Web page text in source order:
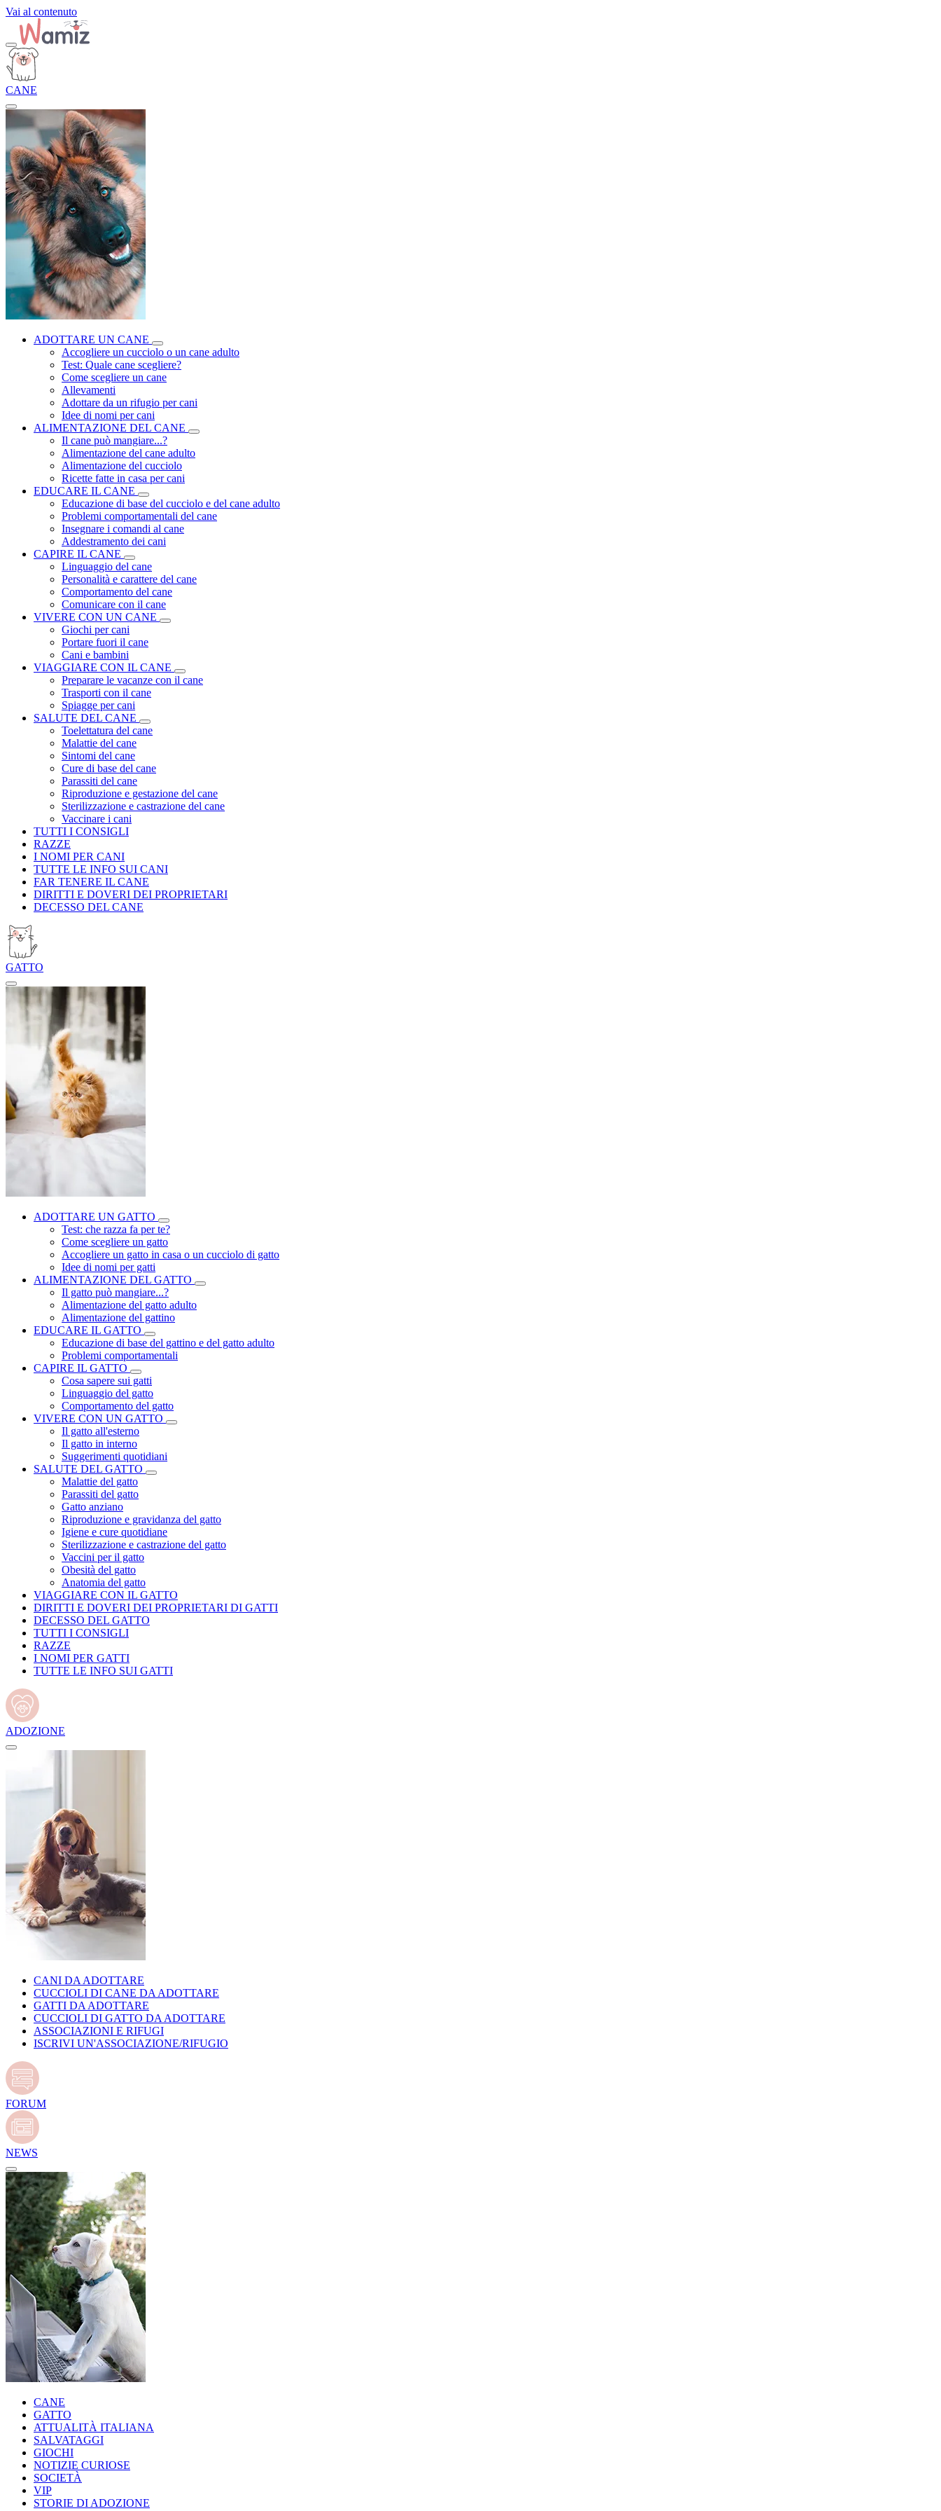
Vai al contenuto
CANE
ADOTTARE UN CANE
Accogliere un cucciolo o un cane adulto
Test: Quale cane scegliere?
Come scegliere un cane
Allevamenti
Adottare da un rifugio per cani
Idee di nomi per cani
ALIMENTAZIONE DEL CANE
Il cane può mangiare...?
Alimentazione del cane adulto
Alimentazione del cucciolo
Ricette fatte in casa per cani
EDUCARE IL CANE
Educazione di base del cucciolo e del cane adulto
Problemi comportamentali del cane
Insegnare i comandi al cane
Addestramento dei cani
CAPIRE IL CANE
Linguaggio del cane
Personalità e carattere del cane
Comportamento del cane
Comunicare con il cane
VIVERE CON UN CANE
Giochi per cani
Portare fuori il cane
Cani e bambini
VIAGGIARE CON IL CANE
Preparare le vacanze con il cane
Trasporti con il cane
Spiagge per cani
SALUTE DEL CANE
Toelettatura del cane
Malattie del cane
Sintomi del cane
Cure di base del cane
Parassiti del cane
Riproduzione e gestazione del cane
Sterilizzazione e castrazione del cane
Vaccinare i cani
TUTTI I CONSIGLI
RAZZE
I NOMI PER CANI
TUTTE LE INFO SUI CANI
FAR TENERE IL CANE
DIRITTI E DOVERI DEI PROPRIETARI
DECESSO DEL CANE
GATTO
ADOTTARE UN GATTO
Test: che razza fa per te?
Come scegliere un gatto
Accogliere un gatto in casa o un cucciolo di gatto
Idee di nomi per gatti
ALIMENTAZIONE DEL GATTO
Il gatto può mangiare...?
Alimentazione del gatto adulto
Alimentazione del gattino
EDUCARE IL GATTO
Educazione di base del gattino e del gatto adulto
Problemi comportamentali
CAPIRE IL GATTO
Cosa sapere sui gatti
Linguaggio del gatto
Comportamento del gatto
VIVERE CON UN GATTO
Il gatto all'esterno
Il gatto in interno
Suggerimenti quotidiani
SALUTE DEL GATTO
Malattie del gatto
Parassiti del gatto
Gatto anziano
Riproduzione e gravidanza del gatto
Igiene e cure quotidiane
Sterilizzazione e castrazione del gatto
Vaccini per il gatto
Obesità del gatto
Anatomia del gatto
VIAGGIARE CON IL GATTO
DIRITTI E DOVERI DEI PROPRIETARI DI GATTI
DECESSO DEL GATTO
TUTTI I CONSIGLI
RAZZE
I NOMI PER GATTI
TUTTE LE INFO SUI GATTI
ADOZIONE
CANI DA ADOTTARE
CUCCIOLI DI CANE DA ADOTTARE
GATTI DA ADOTTARE
CUCCIOLI DI GATTO DA ADOTTARE
ASSOCIAZIONI E RIFUGI
ISCRIVI UN'ASSOCIAZIONE/RIFUGIO
FORUM
NEWS
CANE
GATTO
ATTUALITÀ ITALIANA
SALVATAGGI
GIOCHI
NOTIZIE CURIOSE
SOCIETÀ
VIP
STORIE DI ADOZIONE